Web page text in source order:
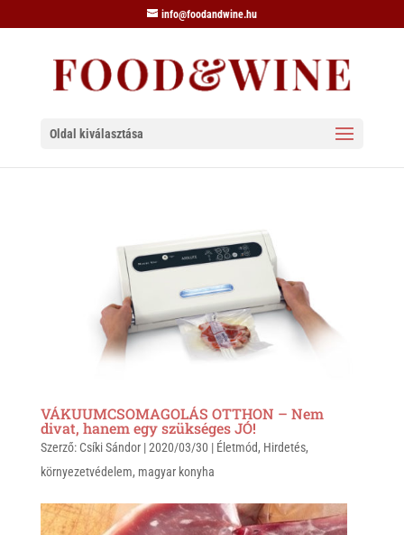
info@foodandwine.hu
Oldal kiválasztása
VÁKUUMCSOMAGOLÁS OTTHON – Nem
divat, hanem egy szükséges JÓ!
Szerző: Csíki Sándor|2020/03/30 | Életmód, Hirdetés,
környezetvédelem, magyar konyha